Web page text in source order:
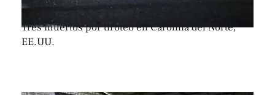
Tres muertos por tiroteo en Carolina del Norte,
EE.UU.